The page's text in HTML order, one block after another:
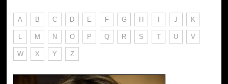
A B C D E F G H I J K
L M N O P Q R S T U V
W X Y Z